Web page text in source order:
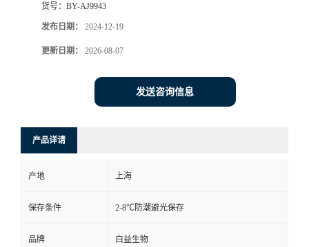
货号： BY-AJ9943
发布日期： 2024-12-19
更新日期： 2026-08-07
发送咨询信息
产品详请
产地 上海
保存条件 2-8℃防潮避光保存
品牌 白益生物